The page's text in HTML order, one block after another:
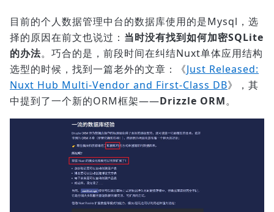
目前的个人数据管理中台的数据库使用的是Mysql，选
择的原因在前文也说过： 当时没有找到如何加密SQLite
的办法。巧合的是，前段时间在纠结Nuxt单体应用结构
选型的时候，找到一篇老外的文章：《Just Released:
Nuxt Hub Multi-Vendor and First-Class DB》，其
中提到了一个新的ORM框架——Drizzle ORM。